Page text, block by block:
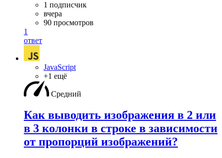
1 подписчик
вчера
90 просмотров
1
ответ
JavaScript
+1 ещё
Средний
Как выводить изображения в 2 или
в 3 колонки в строке в зависимости
от пропорций изображений?